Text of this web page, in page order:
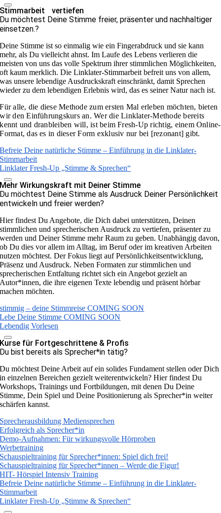
Stimmarbeit vertiefen
Du möchtest Deine Stimme freier, präsenter und nachhaltiger
einsetzen.?
Deine Stimme ist so einmalig wie ein Fingerabdruck und sie kann
mehr, als Du vielleicht ahnst. Im Laufe des Lebens verlieren die
meisten von uns das volle Spektrum ihrer stimmlichen Möglichkeiten,
oft kaum merklich. Die Linklater-Stimmarbeit befreit uns von allem,
was unsere lebendige Ausdruckskraft einschränkt, damit Sprechen
wieder zu dem lebendigen Erlebnis wird, das es seiner Natur nach ist.
Für alle, die diese Methode zum ersten Mal erleben möchten, bieten
wir denEinführungskursan.Wer die Linklater-Methode bereits
kennt und dranbleiben will, ist beim Fresh-Up richtig, einem Online-
Format, das es in dieser Form exklusiv nur bei [rezonant] gibt.
Befreie Deine natürliche Stimme – Einführung in die Linklater-
Stimmarbeit
Linklater Fresh-Up „Stimme & Sprechen“
Mehr Wirkungskraft mit Deiner Stimme
Du möchtest Deine Stimme als Ausdruck Deiner Persönlichkeit
entwickeln und freier werden?
Hier findest Du Angebote, die Dich dabei unterstützen, Deinen
stimmlichen und sprecherischen Ausdruck zu vertiefen, präsenter zu
werden und Deiner Stimme mehr Raum zu geben. Unabhängig davon,
ob Du dies vor allem im Alltag, im Beruf oder im kreativen Arbeiten
nutzen möchtest. Der Fokus liegt auf Persönlichkeitsentwicklung,
Präsenz und Ausdruck. Neben Formaten zur stimmlichen und
sprecherischen Entfaltung richtet sich ein Angebot gezielt an
Autor*innen, die ihre eigenen Texte lebendig und präsent hörbar
machen möchten.
stimmig – deine Stimmreise COMING SOON
Lebe Deine Stimme COMING SOON
Lebendig Vorlesen
Kurse für Fortgeschrittene & Profis
Du bist bereits als Sprecher*in tätig?
Du möchtest Deine Arbeit auf ein solides Fundament stellen oder Dich
in einzelnen Bereichen gezielt weiterentwickeln? Hier findest Du
Workshops, Trainings und Fortbildungen, mit denen Du Deine
Stimme, Dein Spiel und Deine Positionierung als Sprecher*in weiter
schärfen kannst.
Sprecherausbildung Mediensprechen
Erfolgreich als Sprecher*in
Demo-Aufnahmen: Für wirkungsvolle Hörproben
Werbetraining
Schauspieltraining für Sprecher*innen: Spiel dich frei!
Schauspieltraining für Sprecher*innen – Werde die Figur!
HIT- Hörspiel Intensiv Training
Befreie Deine natürliche Stimme – Einführung in die Linklater-
Stimmarbeit
Linklater Fresh-Up „Stimme & Sprechen“